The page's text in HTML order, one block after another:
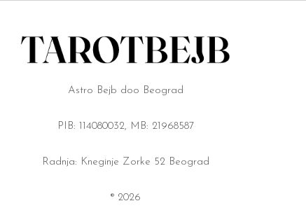
Astro Bejb doo Beograd
PIB: 114080032, MB: 21968587
Radnja: Kneginje Zorke 52 Beograd
® 2026